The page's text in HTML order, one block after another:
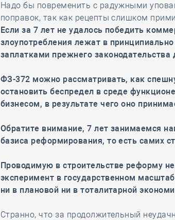
Надо бы повременить с радужными
поправок, так как рецепты слишком
Если за 7 лет не удалось победить
злоупотребления лежат в
заплатками прежнего законодательства
ФЗ-372 можно рассматривать, как
остановить беспредел в среде
бизнесом, в результате чего оно
Обратите внимание, 7 лет занимаемся
базиса реформирования, то есть самих
Проводимую в строительстве реформу
эксперимент в государственном
ни в плановой ни в тоталитарной
Странно, что за продолжительный